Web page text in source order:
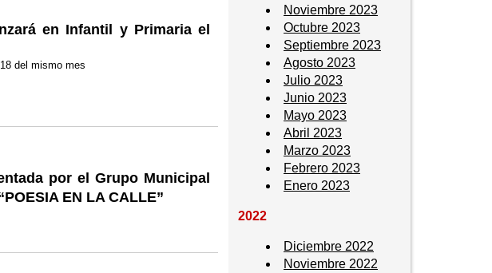
en Infantil y Primaria el
del mismo mes
por el Grupo Municipal
EN LA CALLE”
Noviembre 2023
Octubre 2023
Septiembre 2023
Agosto 2023
Julio 2023
Junio 2023
Mayo 2023
Abril 2023
Marzo 2023
Febrero 2023
Enero 2023
2022
Diciembre 2022
Noviembre 2022